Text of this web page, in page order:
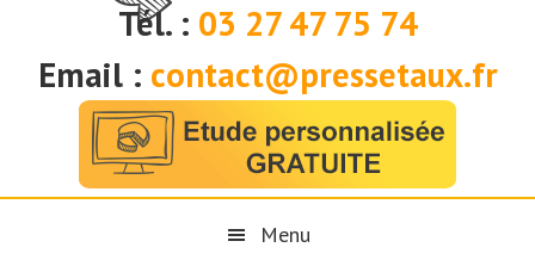
Tél. : 03 27 47 75 74
Email : contact@pressetaux.fr
Menu